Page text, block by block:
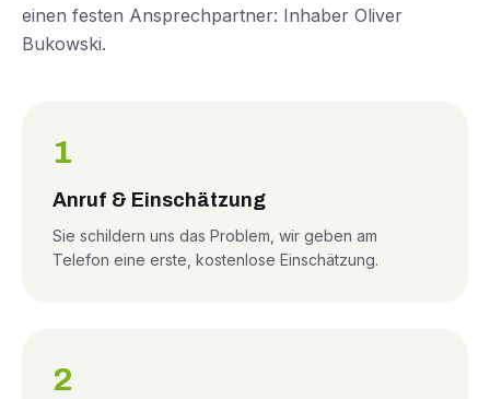
einen festen Ansprechpartner: Inhaber Oliver
Bukowski.
1
Anruf & Einschätzung
Sie schildern uns das Problem, wir geben am
Telefon eine erste, kostenlose Einschätzung.
2